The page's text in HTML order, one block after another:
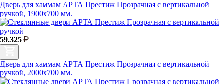
Дверь для хаммам АРТА Престиж Прозрачная с вертикальной
ручкой, 1900х700 мм.
59.325
Дверь для хаммам АРТА Престиж Прозрачная с вертикальной
ручкой, 2000х700 мм.